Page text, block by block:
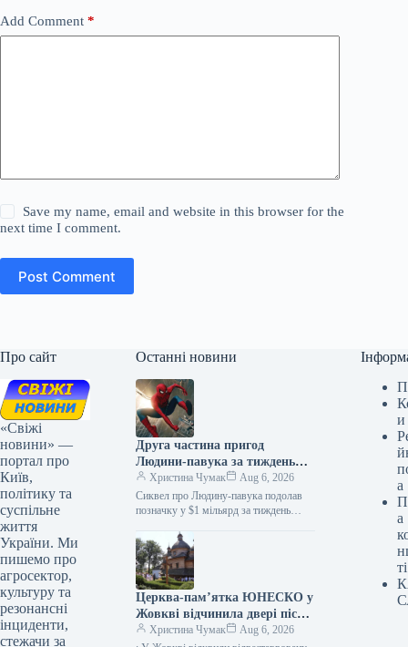
Add Comment *
Save my name, email and website in this browser for the
next time I comment.
Post Comment
Про сайт
«Свіжі
новини» —
портал про
Київ,
політику та
суспільне
життя
України. Ми
пишемо про
агросектор,
культуру та
резонансні
інциденти,
стежачи за
Останні новини
Друга частина пригод
Людини-павука за тиждень
заробила понад мільярд
доларів, ставши
найуспішнішим фільмом
Христина Чумак
Aug 6, 2026
Сиквел про Людину-павука подолав
позначку у $1 мільярд за тиждень
найприбутковішого фільму поточного
року 06.08.2026 10:28 Укрінформ…
Церква-пам’ятка ЮНЕСКО у
Жовкві відчинила двері після
відновлення
Христина Чумак
Aug 6, 2026
и
а
а
ті